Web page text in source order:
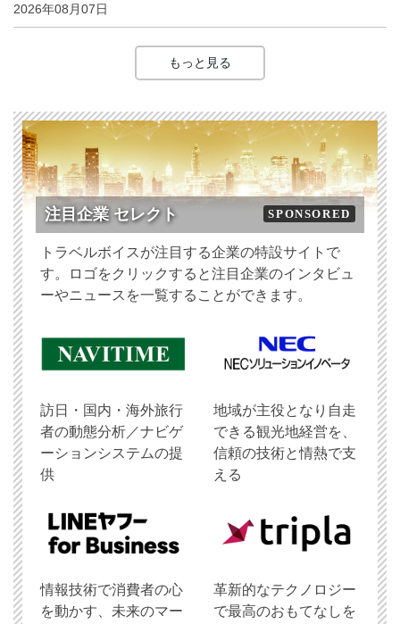
2026年08月07日
もっと見る
注目企業 セレクト SPONSORED
トラベルボイスが注目する企業の特設サイトで
す。ロゴをクリックすると注目企業のインタビュ
ーやニュースを一覧することができます。
訪日・国内・海外旅行
者の動態分析／ナビゲ
ーションシステムの提
供
地域が主役となり自走
できる観光地経営を、
信頼の技術と情熱で支
える
情報技術で消費者の心
を動かす、未来のマー
革新的なテクノロジー
で最高のおもてなしを